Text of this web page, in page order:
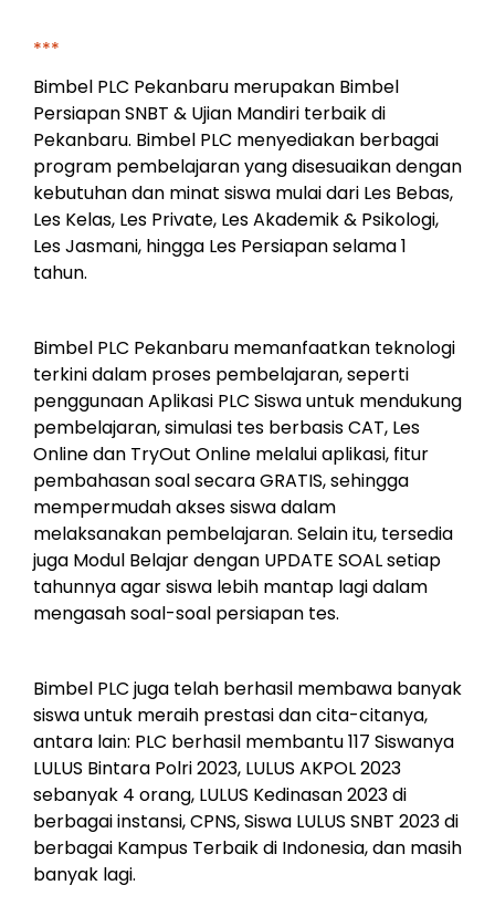
***
Bimbel PLC Pekanbaru merupakan Bimbel
Persiapan SNBT & Ujian Mandiri terbaik di
Pekanbaru. Bimbel PLC menyediakan berbagai
program pembelajaran yang disesuaikan dengan
kebutuhan dan minat siswa mulai dari Les Bebas,
Les Kelas, Les Private, Les Akademik & Psikologi,
Les Jasmani, hingga Les Persiapan selama 1
tahun.
Bimbel PLC Pekanbaru memanfaatkan teknologi
terkini dalam proses pembelajaran, seperti
penggunaan Aplikasi PLC Siswa untuk mendukung
pembelajaran, simulasi tes berbasis CAT, Les
Online dan TryOut Online melalui aplikasi, fitur
pembahasan soal secara GRATIS, sehingga
mempermudah akses siswa dalam
melaksanakan pembelajaran. Selain itu, tersedia
juga Modul Belajar dengan UPDATE SOAL setiap
tahunnya agar siswa lebih mantap lagi dalam
mengasah soal-soal persiapan tes.
Bimbel PLC juga telah berhasil membawa banyak
siswa untuk meraih prestasi dan cita-citanya,
antara lain: PLC berhasil membantu 117 Siswanya
LULUS Bintara Polri 2023, LULUS AKPOL 2023
sebanyak 4 orang, LULUS Kedinasan 2023 di
berbagai instansi, CPNS, Siswa LULUS SNBT 2023 di
berbagai Kampus Terbaik di Indonesia, dan masih
banyak lagi.